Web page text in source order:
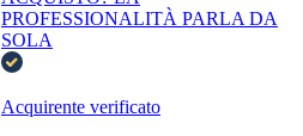
PROFESSIONALITÀ PARLA DA
SOLA
Acquirente verificato